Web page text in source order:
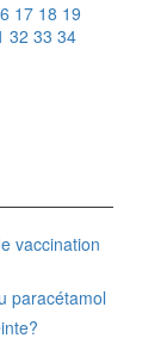
17 18 19
32 33 34
vaccination
paracétamol